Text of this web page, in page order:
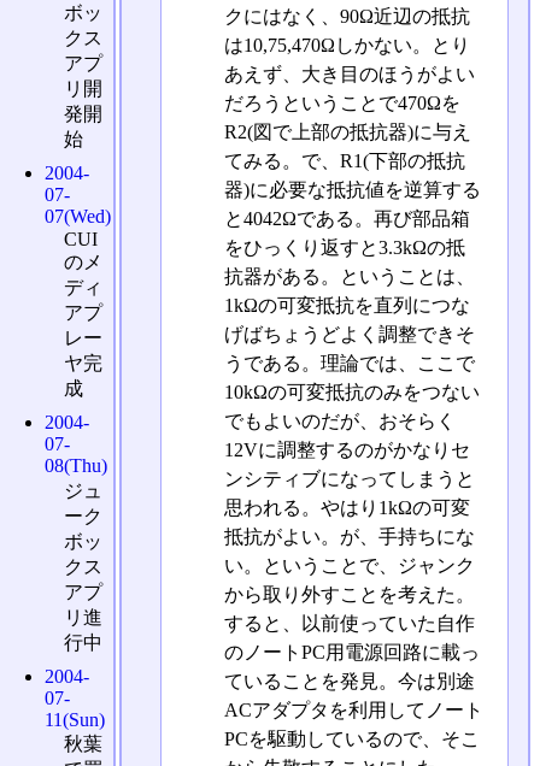
クにはなく、90Ω近辺の抵抗
は10,75,470Ωしかない。とり
あえず、大き目のほうがよい
だろうということで470Ωを
R2(図で上部の抵抗器)に与え
てみる。で、R1(下部の抵抗
器)に必要な抵抗値を逆算する
と4042Ωである。再び部品箱
をひっくり返すと3.3kΩの抵
抗器がある。ということは、
1kΩの可変抵抗を直列につな
げばちょうどよく調整できそ
うである。理論では、ここで
10kΩの可変抵抗のみをつない
でもよいのだが、おそらく
12Vに調整するのがかなりセ
ンシティブになってしまうと
思われる。やはり1kΩの可変
抵抗がよい。が、手持ちにな
い。ということで、ジャンク
から取り外すことを考えた。
すると、以前使っていた自作
のノートPC用電源回路に載っ
ていることを発見。今は別途
ACアダプタを利用してノート
PCを駆動しているので、そこ
ボッ
クス
アプ
リ開
発開
始
2004-
07-
07(Wed)
CUI
のメ
ディ
アプ
レー
ヤ完
成
2004-
07-
08(Thu)
ジュ
ーク
ボッ
クス
アプ
リ進
行中
2004-
07-
11(Sun)
秋葉